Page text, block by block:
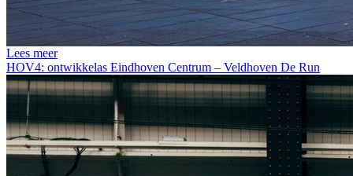
Lees meer
HOV4: ontwikkelas Eindhoven Centrum – Veldhoven De Run